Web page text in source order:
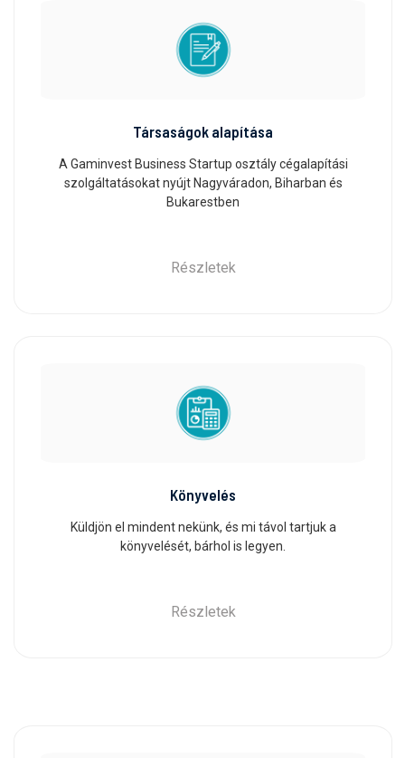
Társaságok alapítása
A Gaminvest Business Startup osztály cégalapítási
szolgáltatásokat nyújt Nagyváradon, Biharban és
Bukarestben
Részletek
Könyvelés
Küldjön el mindent nekünk, és mi távol tartjuk a
könyvelését, bárhol is legyen.
Részletek